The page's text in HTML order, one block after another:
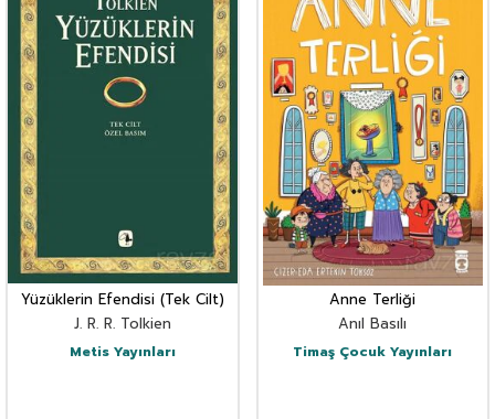
Yüzüklerin Efendisi (Tek Cilt)
J. R. R. Tolkien
Metis Yayınları
Anne Terliği
Anıl Basılı
Timaş Çocuk Yayınları